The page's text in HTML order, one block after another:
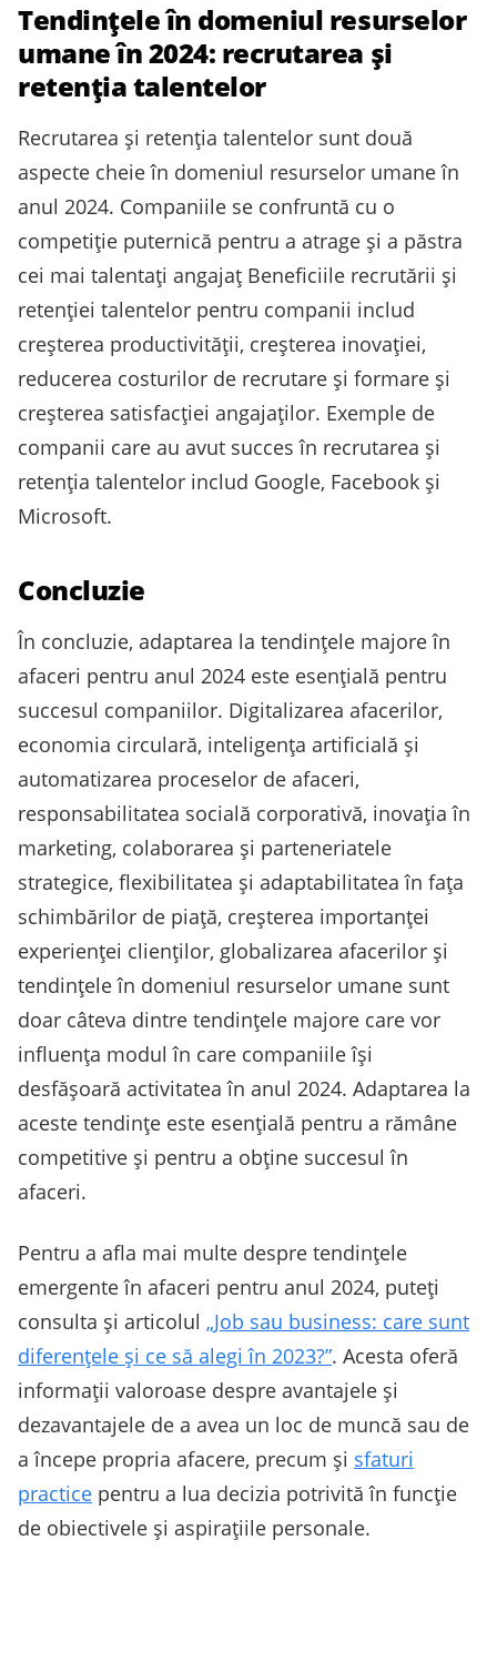
Tendințele în domeniul resurselor
umane în 2024: recrutarea și
retenția talentelor
Recrutarea și retenția talentelor sunt două
aspecte cheie în domeniul resurselor umane în
anul 2024. Companiile se confruntă cu o
competiție puternică pentru a atrage și a păstra
cei mai talentați angajaț Beneficiile recrutării și
retenției talentelor pentru companii includ
creșterea productivității, creșterea inovației,
reducerea costurilor de recrutare și formare și
creșterea satisfacției angajaților. Exemple de
companii care au avut succes în recrutarea și
retenția talentelor includ Google, Facebook și
Microsoft.
Concluzie
În concluzie, adaptarea la tendințele majore în
afaceri pentru anul 2024 este esențială pentru
succesul companiilor. Digitalizarea afacerilor,
economia circulară, inteligența artificială și
automatizarea proceselor de afaceri,
responsabilitatea socială corporativă, inovația în
marketing, colaborarea și parteneriatele
strategice, flexibilitatea și adaptabilitatea în fața
schimbărilor de piață, creșterea importanței
experienței clienților, globalizarea afacerilor și
tendințele în domeniul resurselor umane sunt
doar câteva dintre tendințele majore care vor
influența modul în care companiile își
desfășoară activitatea în anul 2024. Adaptarea la
aceste tendințe este esențială pentru a rămâne
competitive și pentru a obține succesul în
afaceri.
Pentru a afla mai multe despre tendințele
emergente în afaceri pentru anul 2024, puteți
consulta și articolul „Job sau business: care sunt
diferențele și ce să alegi în 2023?”. Acesta oferă
informații valoroase despre avantajele și
dezavantajele de a avea un loc de muncă sau de
a începe propria afacere, precum și sfaturi
practice pentru a lua decizia potrivită în funcție
de obiectivele și aspirațiile personale.